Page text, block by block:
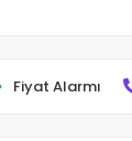
Fiyat Alarmı